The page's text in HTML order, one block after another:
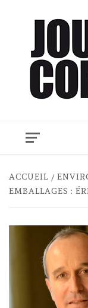
Menu
ACCUEIL
EMBALLAGES :